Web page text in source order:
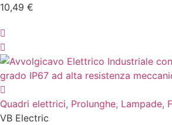
10,49 €
Quadri elettrici, Prolunghe, Lampade,
VB Electric